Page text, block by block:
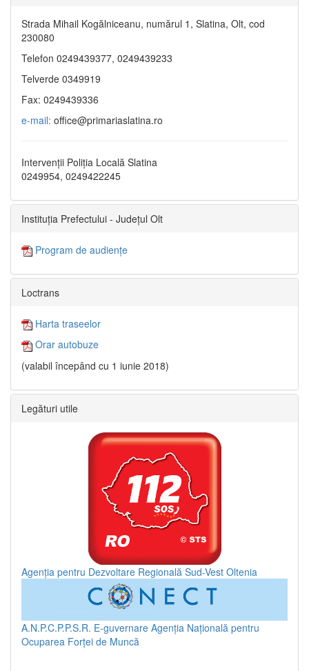
Strada Mihail Kogălniceanu, numărul 1, Slatina, Olt, cod
230080
Telefon 0249439377, 0249439233
Telverde 0349919
Fax: 0249439336
e-mail: office@primariaslatina.ro
Intervenții Poliția Locală Slatina
0249954, 0249422245
Instituția Prefectului - Județul Olt
Program de audiențe
Loctrans
Harta traseelor
Orar autobuze
(valabil începând cu 1 iunie 2018)
Legături utile
Agenția pentru Dezvoltare Regională Sud-Vest Oltenia
A.N.P.C.P.P.S.R. E-guvernare Agenția Națională pentru
Ocuparea Forței de Muncă